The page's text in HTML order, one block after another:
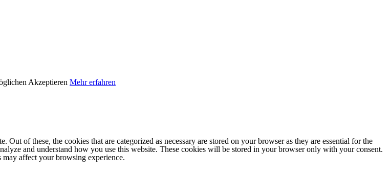
Akzeptieren Mehr erfahren
of these, the cookies that are categorized as necessary are stored on your browser as they are essential for the
and understand how you use this website. These cookies will be stored in your browser only with your consent.
affect your browsing experience.